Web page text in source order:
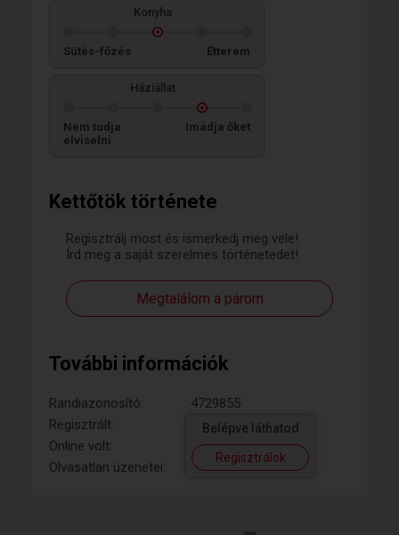
Kettőtök története
Regisztrálj most és ismerkedj meg vele!
Írd meg a saját szerelmes történetedet!
Megtalálom a párom
További információk
Randiazonosító:
4729855
Regisztrált:
Online volt:
Olvasatlan üzenetei:
Belépve láthatod
Regisztrálok
Konyha
Sütés-főzés Étterem
Háziállat
Nem tudja
elviselni
Imádja őket